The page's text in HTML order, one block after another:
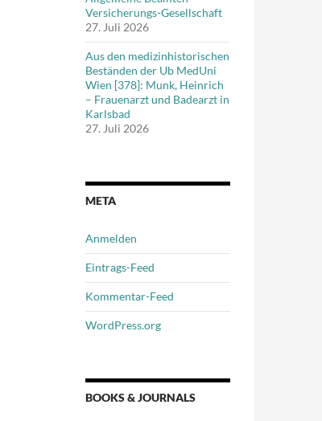
Versicherungs-Gesellschaft
27. Juli 2026
Aus den medizinhistorischen
Beständen der Ub MedUni
Wien [378]: Munk, Heinrich
– Frauenarzt und Badearzt in
Karlsbad
27. Juli 2026
META
Anmelden
Eintrags-Feed
Kommentar-Feed
WordPress.org
BOOKS & JOURNALS